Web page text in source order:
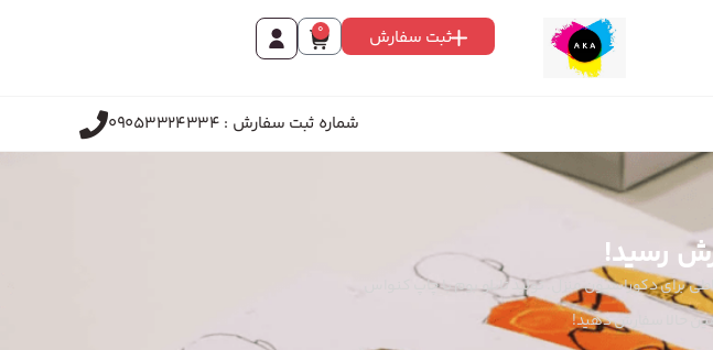
ثبت سفارش 0
شماره ثبت سفارش : 09053324334
رسید!
برای دکوراسیون منزل. تولید تابلو بوم با چاپ کنواس
حالا سفارش دهید!